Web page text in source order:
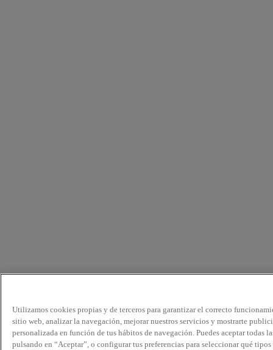
Utilizamos cookies propias y de terceros para garantizar el correcto
sitio web, analizar la navegación, mejorar nuestros servicios y mostrarte
personalizada en función de tus hábitos de navegación. Puedes aceptar todas
pulsando en “Aceptar”, o configurar tus preferencias para seleccionar qué tipos